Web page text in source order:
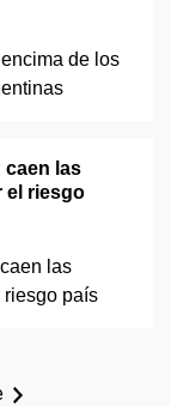
caen las
el riesgo